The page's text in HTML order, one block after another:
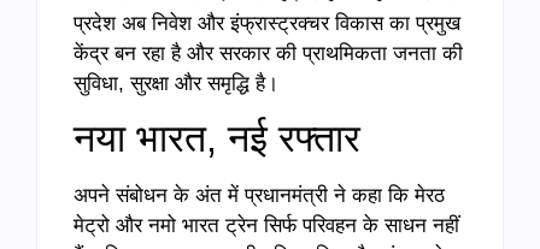
प्रदेश अब निवेश और इंफ्रास्ट्रक्चर विकास का प्रमुख
केंद्र बन रहा है और सरकार की प्राथमिकता जनता की
सुविधा, सुरक्षा और समृद्धि है।
नया भारत, नई रफ्तार
अपने संबोधन के अंत में प्रधानमंत्री ने कहा कि मेरठ
मेट्रो और नमो भारत ट्रेन सिर्फ परिवहन के साधन नहीं